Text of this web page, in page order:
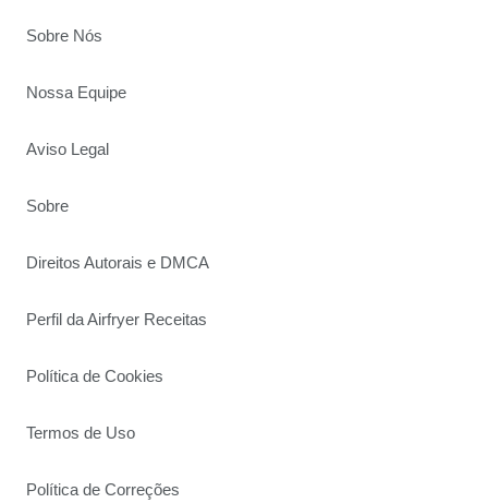
Sobre Nós
Nossa Equipe
Aviso Legal
Sobre
Direitos Autorais e DMCA
Perfil da Airfryer Receitas
Política de Cookies
Termos de Uso
Política de Correções